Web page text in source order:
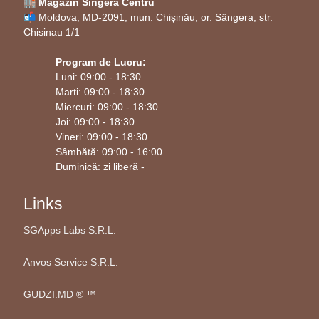
Fie că doriți să decorați propriul cămin sau să
oferiți un cadou special cuiva drag numit
amintiri de neuitat. Investiția în autenticitate și
tradiție este întotdeauna o alegere inspirată în
această perioadă magică a anului.
📬 Moldova, MD-2091, mun. Chișinău, or. Sângera, str.
Chisinau 1/1
Program de Lucru:
Luni: 09:00 - 18:30
Marti: 09:00 - 18:30
Miercuri: 09:00 - 18:30
Joi: 09:00 - 18:30
Vineri: 09:00 - 18:30
Sâmbătă: 09:00 - 16:00
Duminică: zi liberă -
Links
SGApps Labs S.R.L.
Anvos Service S.R.L.
GUDZI.MD ®️ ™️